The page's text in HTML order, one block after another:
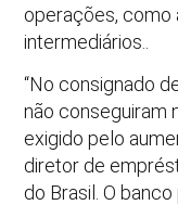
operações, como
intermediários..
“No consignado
não conseguiram
exigido pelo
diretor de
do Brasil. O